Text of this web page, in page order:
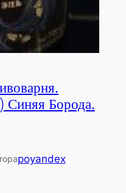
Синяя Борода.
poyandex